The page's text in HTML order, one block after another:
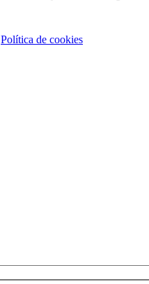
Política de cookies